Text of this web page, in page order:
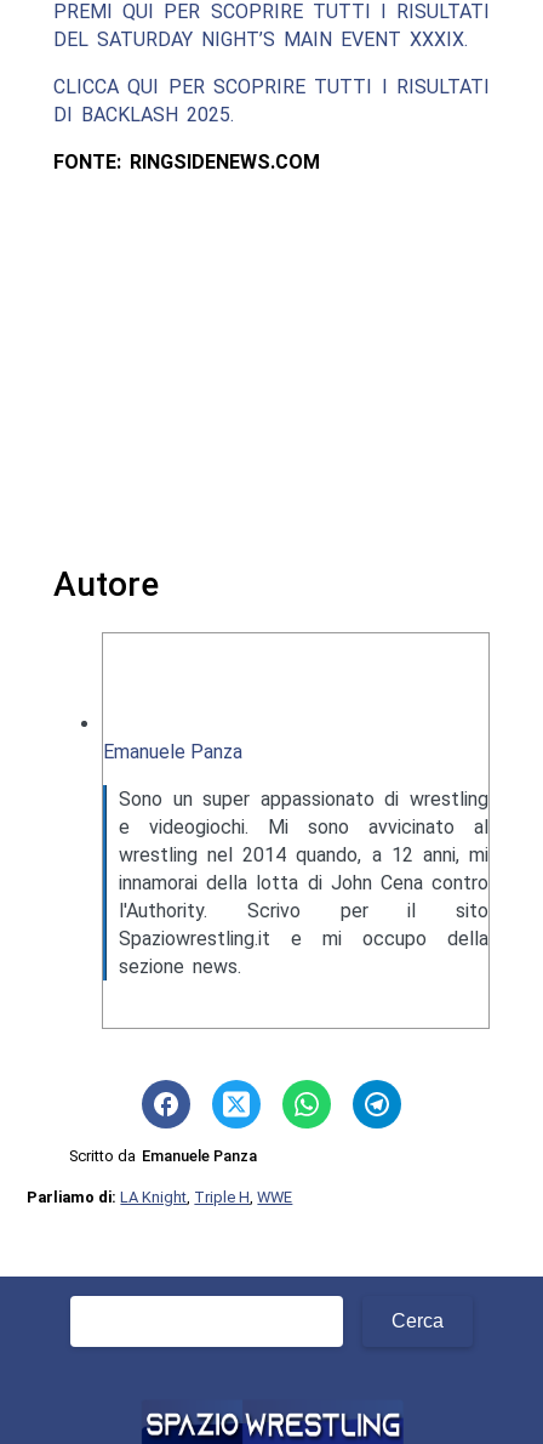
PREMI QUI PER SCOPRIRE TUTTI I RISULTATI
DEL SATURDAY NIGHT’S MAIN EVENT XXXIX.
CLICCA QUI PER SCOPRIRE TUTTI I RISULTATI
DI BACKLASH 2025.
FONTE: RINGSIDENEWS.COM
Autore
Emanuele Panza
Sono un super appassionato di wrestling
e videogiochi. Mi sono avvicinato al
wrestling nel 2014 quando, a 12 anni, mi
innamorai della lotta di John Cena contro
l'Authority. Scrivo per il sito
Spaziowrestling.it e mi occupo della
sezione news.
Scritto da Emanuele Panza
Parliamo di:LA Knight Triple H ,WWE